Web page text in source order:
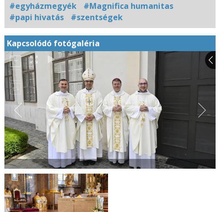
#egyházmegyék
#Magnifica humanitas
#papi hivatás
#szentségek
Kapcsolódó fotógaléria